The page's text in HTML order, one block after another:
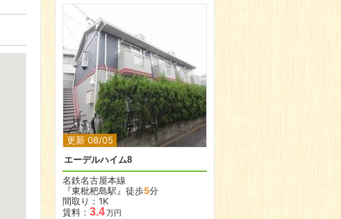
更新 08/05
エーデルハイム8
名鉄名古屋本線
『東枇杷島駅』徒歩5分
間取り：1K
賃料： 3.4万円